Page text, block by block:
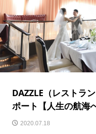
DAZZLE（レストラ
ポート【人生の航海
2020.07.18